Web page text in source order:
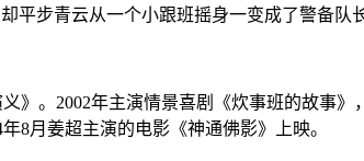
平步青云从一个小跟班摇身一变成了警备队
》。2002年主演情景喜剧《炊事班的故事
8月姜超主演的电影《神通佛影》上映。